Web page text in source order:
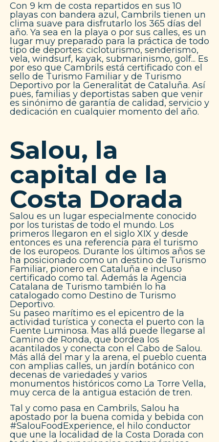
Con 9 km de costa repartidos en sus 10
playas con bandera azul, Cambrils tienen un
clima suave para disfrutarlo los 365 días del
año. Ya sea en la playa o por sus calles, es un
lugar muy preparado para la práctica de todo
tipo de deportes: cicloturismo, senderismo,
vela, windsurf, kayak, submarinismo, golf... Es
por eso que Cambrils está certificado con el
sello de Turismo Familiar y de Turismo
Deportivo por la Generalitat de Cataluña. Así
pues, familias y deportistas saben que venir
es sinónimo de garantía de calidad, servicio y
dedicación en cualquier momento del año.
Salou, la
capital de la
Costa Dorada
Salou es un lugar especialmente conocido
por los turistas de todo el mundo. Los
primeros llegaron en el siglo XIX y desde
entonces es una referencia para el turismo
de los europeos. Durante los últimos años se
ha posicionado como un destino de Turismo
Familiar, pionero en Cataluña e incluso
certificado como tal. Además la Agencia
Catalana de Turismo también lo ha
catalogado como Destino de Turismo
Deportivo.
Su paseo marítimo es el epicentro de la
actividad turística y conecta el puerto con la
Fuente Luminosa. Mas allá puede llegarse al
Camino de Ronda, que bordea los
acantilados y conecta con el Cabo de Salou.
Más allá del mar y la arena, el pueblo cuenta
con amplias calles, un jardín botánico con
decenas de variedades y varios
monumentos históricos como La Torre Vella,
muy cerca de la antigua estación de tren.
Tal y como pasa en Cambrils, Salou ha
apostado por la buena comida y bebida con
#SalouFoodExperience, el hilo conductor
que une la localidad de la Costa Dorada con